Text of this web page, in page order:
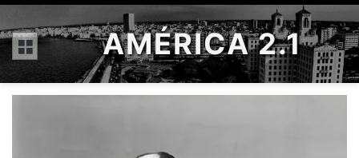
Menú AMÉRICA 2.1